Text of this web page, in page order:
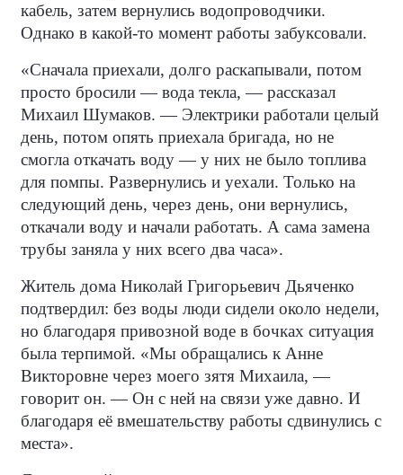
кабель, затем вернулись водопроводчики.
Однако в какой-то момент работы забуксовали.
«Сначала приехали, долго раскапывали, потом
просто бросили — вода текла, — рассказал
Михаил Шумаков. — Электрики работали целый
день, потом опять приехала бригада, но не
смогла откачать воду — у них не было топлива
для помпы. Развернулись и уехали. Только на
следующий день, через день, они вернулись,
откачали воду и начали работать. А сама замена
трубы заняла у них всего два часа».
Житель дома Николай Григорьевич Дьяченко
подтвердил: без воды люди сидели около недели,
но благодаря привозной воде в бочках ситуация
была терпимой. «Мы обращались к Анне
Викторовне через моего зятя Михаила, —
говорит он. — Он с ней на связи уже давно. И
благодаря её вмешательству работы сдвинулись с
места».